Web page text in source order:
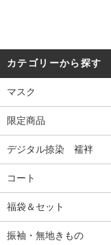
カテゴリーから探す
マスク
限定商品
デジタル捺染 襦袢
コート
福袋＆セット
振袖・無地きもの